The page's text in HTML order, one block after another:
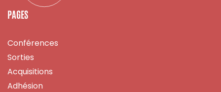
PAGES
Conférences
Sorties
Acquisitions
Adhésion